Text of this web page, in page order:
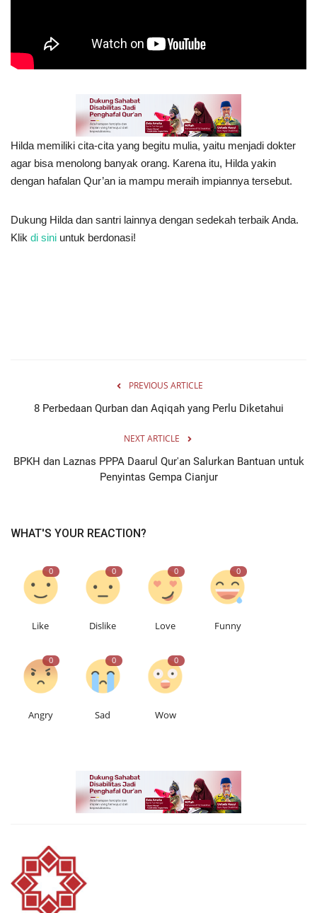
Blog
Hilda memiliki cita-cita yang begitu mulia, yaitu menjadi dokter
agar bisa menolong banyak orang. Karena itu, Hilda yakin
dengan hafalan Qur’an ia mampu meraih impiannya tersebut.
Dukung Hilda dan santri lainnya dengan sedekah terbaik Anda.
Klik di sini untuk berdonasi!
PREVIOUS ARTICLE
8 Perbedaan Qurban dan Aqiqah yang Perlu Diketahui
NEXT ARTICLE
BPKH dan Laznas PPPA Daarul Qur'an Salurkan Bantuan untuk
Penyintas Gempa Cianjur
WHAT'S YOUR REACTION?
0
Like
0
Dislike
0
Love
0
Funny
0
Angry
0
Sad
0
Wow